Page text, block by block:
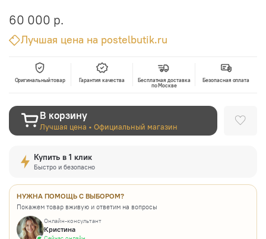
60 000 р.
Лучшая цена на postelbutik.ru
Оригинальный товар Гарантия качества
Бесплатная доставка
по Москве
Безопасная оплата
В корзину
Лучшая цена • Официальный магазин
Купить в 1 клик
Быстро и безопасно
НУЖНА ПОМОЩЬ С ВЫБОРОМ?
Покажем товар вживую и ответим на вопросы
Онлайн-консультант
Кристина